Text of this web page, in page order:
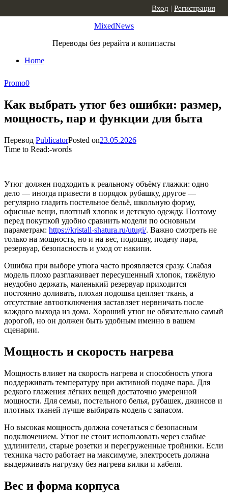
MixedNews
Переводы без рерайта и копипасты
Home
Вход | Регистрация
Promo0
Как выбрать утюг без ошибки: размер,
мощность, пар и функции для быта
Перевод PublicatorPosted on23.05.2026
Time to Read:-words
Утюг должен подходить к реальному объёму глажки: одно
дело — иногда привести в порядок рубашку, другое —
регулярно гладить постельное бельё, школьную форму,
офисные вещи, плотный хлопок и детскую одежду. Поэтому
перед покупкой удобно сравнить модели по основным
параметрам: https://kristall-shatura.ru/utugi/. Важно смотреть не
только на мощность, но и на вес, подошву, подачу пара,
резервуар, безопасность и уход от накипи.
Ошибка при выборе утюга часто проявляется сразу. Слабая
модель плохо разглаживает пересушенный хлопок, тяжёлую
неудобно держать, маленький резервуар приходится
постоянно доливать, плохая подошва цепляет ткань, а
отсутствие автоотключения заставляет нервничать после
каждого выхода из дома. Хороший утюг не обязательно самый
дорогой, но он должен быть удобным именно в вашем
сценарии.
Мощность и скорость нагрева
Мощность влияет на скорость нагрева и способность утюга
поддерживать температуру при активной подаче пара. Для
редкого глажения лёгких вещей достаточно умеренной
мощности. Для семьи, постельного белья, рубашек, джинсов и
плотных тканей лучше выбирать модель с запасом.
Но высокая мощность должна сочетаться с безопасным
подключением. Утюг не стоит использовать через слабые
удлинители, старые розетки и перегруженные тройники. Если
техника часто работает на максимуме, электросеть должна
выдерживать нагрузку без нагрева вилки и кабеля.
Вес и форма корпуса